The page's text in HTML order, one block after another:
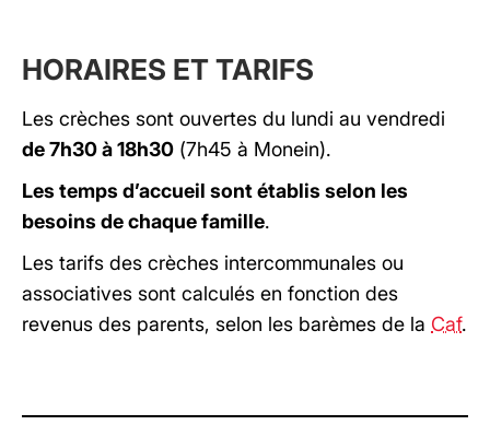
HORAIRES ET TARIFS
Les crèches sont ouvertes du lundi au vendredi
de 7h30 à 18h30 (7h45 à Monein).
Les temps d’accueil sont établis selon les
besoins de chaque famille.
Les tarifs des crèches intercommunales ou
associatives sont calculés en fonction des
revenus des parents, selon les barèmes de la Caf.